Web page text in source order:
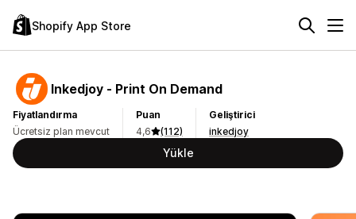
Shopify App Store
Inkedjoy ‑ Print On Demand
Fiyatlandırma
Ücretsiz plan mevcut
Puan
4,6
(112)
Geliştirici
inkedjoy
Yükle